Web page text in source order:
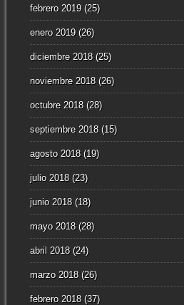
febrero 2019(25)
enero 2019(26)
diciembre 2018(25)
noviembre 2018(26)
octubre 2018(28)
septiembre 2018(15)
agosto 2018(19)
julio 2018(23)
junio 2018(18)
mayo 2018(28)
abril 2018(24)
marzo 2018(26)
febrero 2018(37)